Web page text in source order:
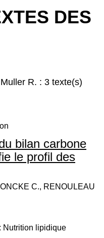
DES
R. : 3 texte(s)
bilan carbone
le profil des
C., RENOULEAU
Nutrition lipidique